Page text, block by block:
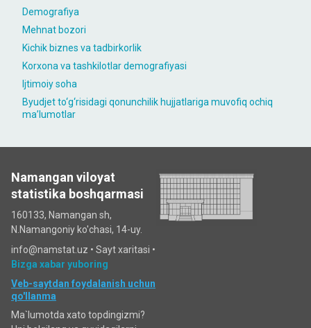
Demografiya
Mehnat bozori
Kichik biznes va tadbirkorlik
Korxona va tashkilotlar demografiyasi
Ijtimoiy soha
Byudjet to‘g‘risidagi qonunchilik hujjatlariga muvofiq ochiq
maʼlumotlar
Namangan viloyat
statistika boshqarmasi
160133, Namangan sh,
N.Namangoniy ko'chasi, 14-uy.
info@namstat.uz • Sayt xaritasi •
Bizga xabar yuboring
Veb-saytdan foydalanish uchun
qo'llanma
Ma`lumotda xato topdingizmi?